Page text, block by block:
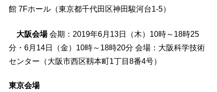
館 7Fホール（東京都千代田区神田駿河台1-5）
大阪会場会期：2019年6月13日（木）10時～18時25
分・6月14日（金）10時～18時20分 会場：大阪科学技術
センター（大阪市西区靱本町1丁目8番4号）
東京会場